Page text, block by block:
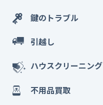
鍵のトラブル
引越し
ハウスクリーニング
不用品買取